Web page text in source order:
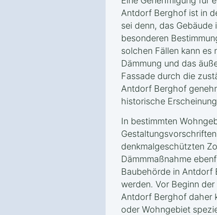
Antdorf Berghof ist in
sei denn, das
besonderen
solchen Fällen kann es
Dämmung und das
Fassade durch die
Antdorf Berghof
historische
In bestimmten
denkmalgeschützten
Dämmmaßnahme
Baubehörde in Antdorf
werden. Vor Beginn
Antdorf Berghof daher
oder Wohngebiet